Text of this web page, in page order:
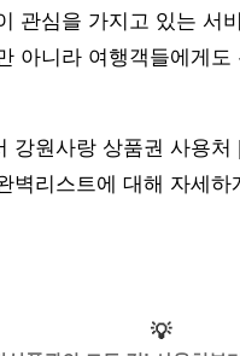
관심을 가지고 있는 서
아니라 여행객들에게도
강원사랑 상품권 사용처
벽리스트에 대해 자세하
💡